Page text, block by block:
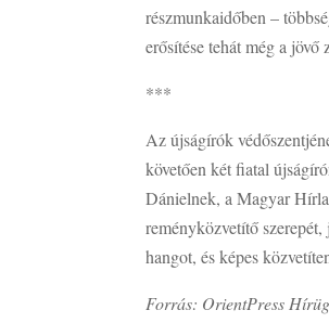
részmunkaidőben –
erősítése tehát még a
***
Az újságírók
követően két fiatal
Dánielnek, a Magyar
reményközvetítő
hangot, és képes
Forrás: OrientPress